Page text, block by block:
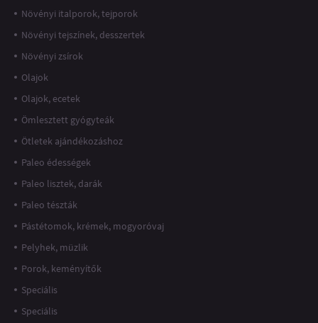
Növényi italporok, tejporok
Növényi tejszínek, desszertek
Növényi zsírok
Olajok
Olajok, ecetek
Ömlesztett gyógyteák
Ötletek ajándékozáshoz
Paleo édességek
Paleo lisztek, darák
Paleo tészták
Pástétomok, krémek, mogyoróvaj
Pelyhek, müzlik
Porok, keményítők
Speciális
Speciális